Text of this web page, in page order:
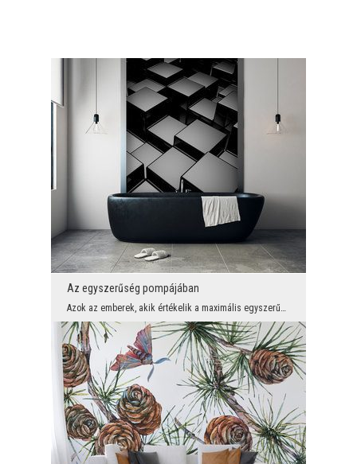
Az egyszerűség pompájában
Azok az emberek, akik értékelik a maximális egyszerűséget és a legmagasabb szintű minimalizmust, ...